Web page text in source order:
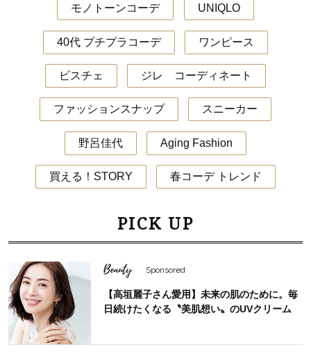
モノトーンコーデ UNIQLO
40代 プチプラコーデ ワンピース
ビスチェ ジレ コーディネート
ファッションスナップ スニーカー
野呂佳代 Aging Fashion
買える！STORY 春コーデ トレンド
PICK UP
Beauty Sponsored
【高垣麗子さん愛用】未来の肌のために。毎
日続けたくなる〝美肌想い〟のUVクリーム